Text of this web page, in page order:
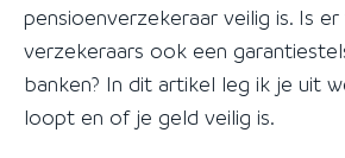
pensioenverzekeraar veilig is. Is
verzekeraars ook een
banken? In dit artikel leg ik je uit
loopt en of je geld veilig is.